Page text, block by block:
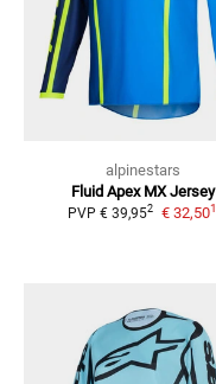
alpinestars
Fluid Apex MX Jersey
PVP € 39,952 € 32,501